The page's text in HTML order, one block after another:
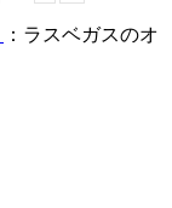
：ラスベガスのオ